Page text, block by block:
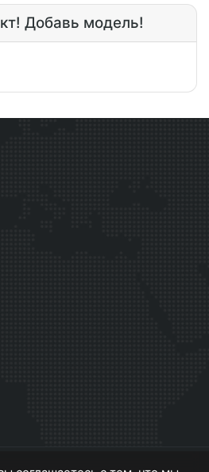
Добавь модель!